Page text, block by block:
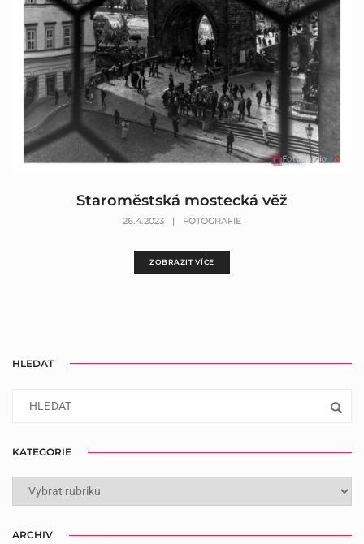
Staroměstská mostecká věž
26.4.2023 | FOTOGRAFIE
ZOBRAZIT VÍCE
HLEDAT
KATEGORIE
KATEGORIE
ARCHIV